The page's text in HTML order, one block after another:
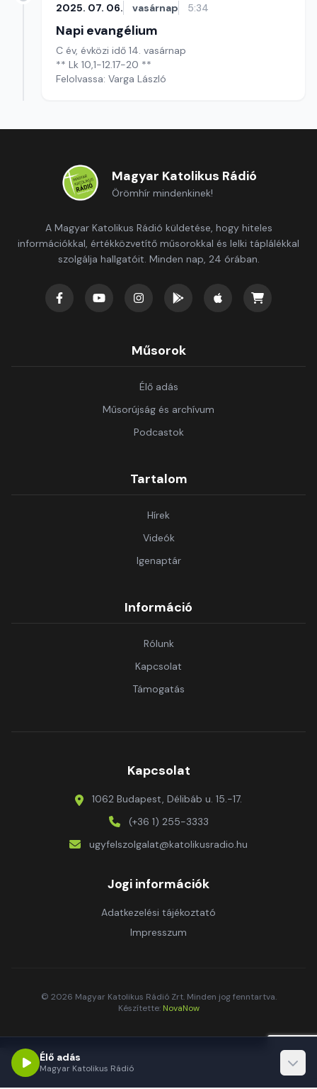
2025. 07. 06. vasárnap 5:34
Napi evangélium
C év, évközi idő 14. vasárnap
** Lk 10,1-12.17-20 **
Felolvassa: Varga László
Magyar Katolikus Rádió
Örömhír mindenkinek!
A Magyar Katolikus Rádió küldetése, hogy hiteles
információkkal, értékközvetítő műsorokkal és lelki táplálékkal
szolgálja hallgatóit. Minden nap, 24 órában.
Műsorok
Élő adás
Műsorújság és archívum
Podcastok
Tartalom
Hírek
Videók
Igenaptár
Információ
Rólunk
Kapcsolat
Támogatás
Kapcsolat
1062 Budapest, Délibáb u. 15.-17.
(+36 1) 255-3333
ugyfelszolgalat@katolikusradio.hu
Jogi információk
Adatkezelési tájékoztató
Impresszum
© 2026 Magyar Katolikus Rádió Zrt. Minden jog fenntartva.
Készítette: NovaNow
Élő adás
Magyar Katolikus Rádió